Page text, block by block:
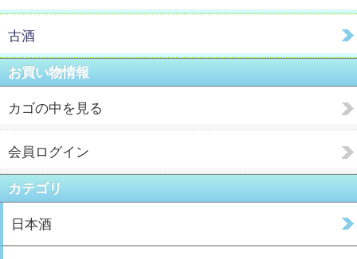
古酒
お買い物情報
カゴの中を見る
会員ログイン
カテゴリ
日本酒